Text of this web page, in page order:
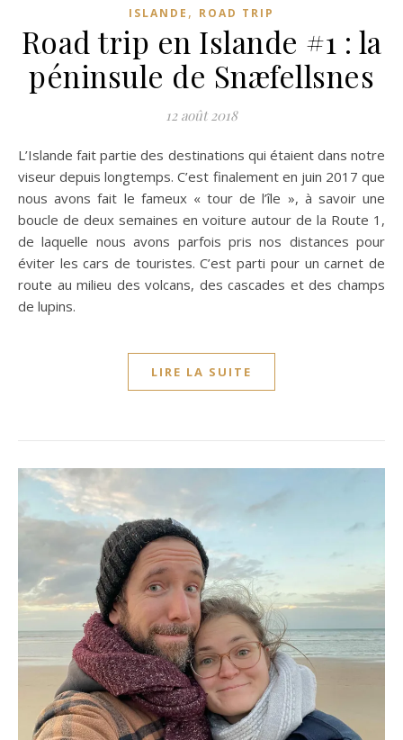
ISLANDE , ROAD TRIP
Road trip en Islande #1 : la
péninsule de Snæfellsnes
12 août 2018
L’Islande fait partie des destinations qui étaient dans notre
viseur depuis longtemps. C’est finalement en juin 2017 que
nous avons fait le fameux « tour de l’île », à savoir une
boucle de deux semaines en voiture autour de la Route 1,
de laquelle nous avons parfois pris nos distances pour
éviter les cars de touristes. C’est parti pour un carnet de
route au milieu des volcans, des cascades et des champs
de lupins.
LIRE LA SUITE